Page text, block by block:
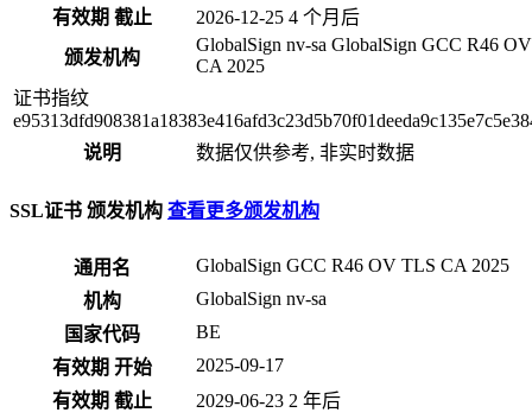
有效期 截止
2026-12-25 4 个月后
颁发机构
GlobalSign nv-sa GlobalSign GCC R46
CA 2025
证书指纹
说明
数据仅供参考, 非实时数据
SSL证书 颁发机构 查看更多颁发机构
通用名
GlobalSign GCC R46 OV TLS CA 2025
机构
GlobalSign nv-sa
国家代码
BE
有效期 开始
2025-09-17
有效期 截止
2029-06-23 2 年后